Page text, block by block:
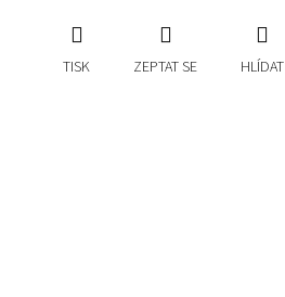
TISK ZEPTAT SE HLÍDAT